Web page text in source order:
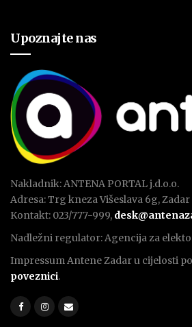
Upoznajte nas
Nakladnik: ANTENA PORTAL j.d.o.o.
Adresa: Trg kneza Višeslava 6g, Zadar
Kontakt: 023/777-999,
Nadležni regulator: Agencija za
Impressum Antene Zadar u cijelosti
poveznici.